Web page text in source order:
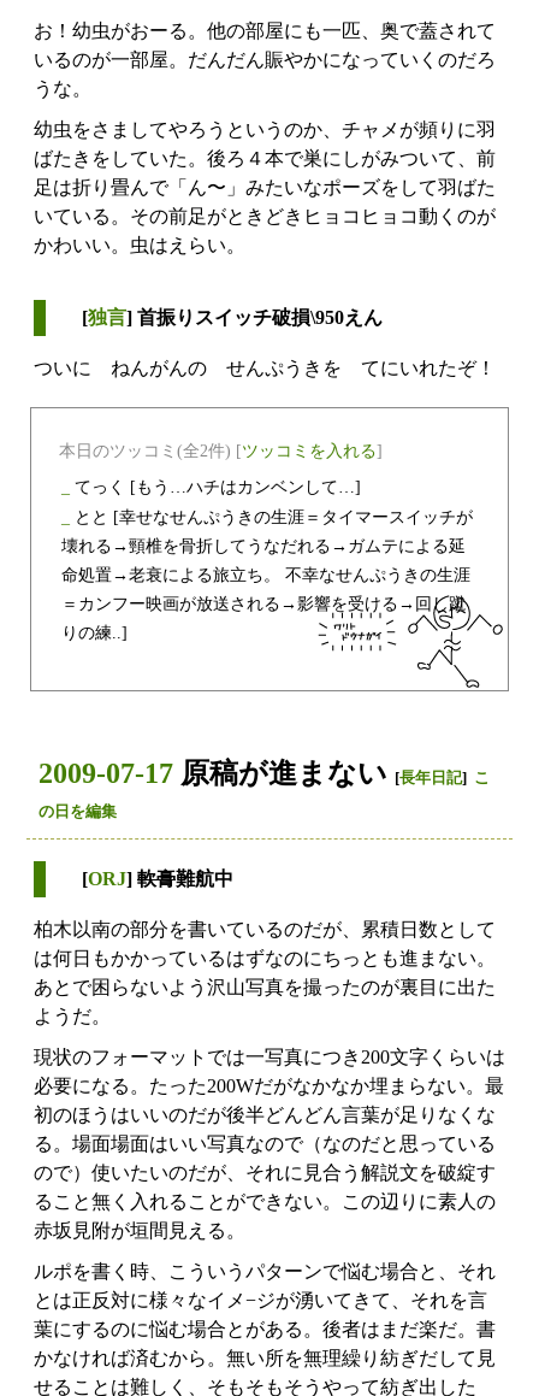
お！幼虫がおーる。他の部屋にも一匹、奥で蓋されて
いるのが一部屋。だんだん賑やかになっていくのだろ
うな。
幼虫をさましてやろうというのか、チャメが頻りに羽
ばたきをしていた。後ろ４本で巣にしがみついて、前
足は折り畳んで「ん〜」みたいなポーズをして羽ばた
いている。その前足がときどきヒョコヒョコ動くのが
かわいい。虫はえらい。
[独言] 首振りスイッチ破損\950えん
ついに ねんがんの せんぷうきを てにいれたぞ！
本日のツッコミ(全2件) [ツッコミを入れる]
てっく
[もう…ハチはカンベンして…]
とと [幸せなせんぷうきの生涯＝タイマースイッチが
壊れる→頸椎を骨折してうなだれる→ガムテによる延
命処置→老衰による旅立ち。 不幸なせんぷうきの生涯
＝カンフー映画が放送される→影響を受ける→回し蹴
りの練..]
2009-07-17 原稿が進まない [長年日記] こ
の日を編集
[ORJ] 軟膏難航中
柏木以南の部分を書いているのだが、累積日数として
は何日もかかっているはずなのにちっとも進まない。
あとで困らないよう沢山写真を撮ったのが裏目に出た
ようだ。
現状のフォーマットでは一写真につき200文字くらいは
必要になる。たった200Wだがなかなか埋まらない。最
初のほうはいいのだが後半どんどん言葉が足りなくな
る。場面場面はいい写真なので（なのだと思っている
ので）使いたいのだが、それに見合う解説文を破綻す
ること無く入れることができない。この辺りに素人の
赤坂見附が垣間見える。
ルポを書く時、こういうパターンで悩む場合と、それ
とは正反対に様々なイメ−ジが湧いてきて、それを言
葉にするのに悩む場合とがある。後者はまだ楽だ。書
かなければ済むから。無い所を無理繰り紡ぎだして見
せることは難しく、そもそもそうやって紡ぎ出した